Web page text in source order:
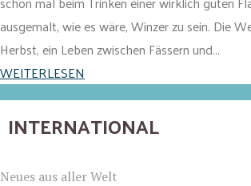
ausgemalt, wie es wäre, Winzer zu sein. Die
Herbst, ein Leben zwischen Fässern und...
WEITERLESEN
INTERNATIONAL
Neues aus aller Welt